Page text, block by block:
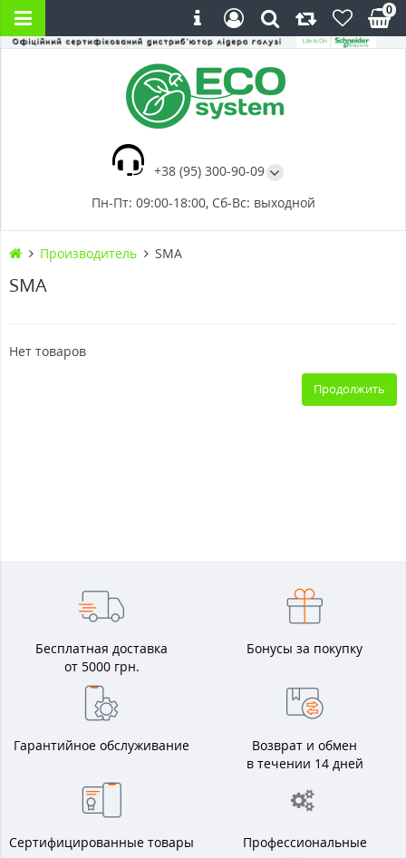
+38 (95) 300-90-09
Пн-Пт: 09:00-18:00, Сб-Вс: выходной
0
Производитель SMA
SMA
Нет товаров
Продолжить
Бесплатная доставка
от 5000 грн.
Бонусы за покупку
Гарантийное обслуживание
Возврат и обмен
в течении 14 дней
Сертифицированные товары
Профессиональные